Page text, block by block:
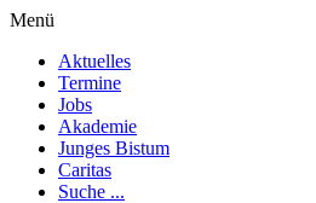
Menü
Aktuelles
Termine
Jobs
Akademie
Junges Bistum
Caritas
Suche ...